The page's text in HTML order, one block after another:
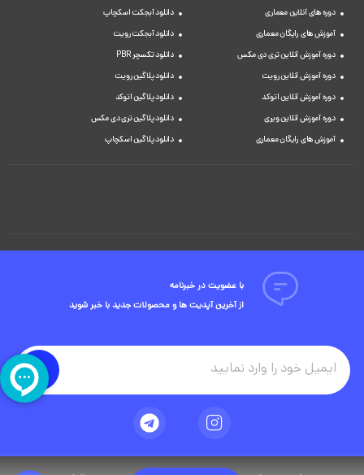
دوره های آنلاین معماری
آموزش های رایگان معماری
دوره آموزش آنلاین تری دی مکس
دوره آموزش آنلاین رویت
دوره آموزش آنلاین اتوکد
دوره آموزش آنلاین ویری
آموزش های رایگان معماری
دانلود آبجکت اسکچاپ
دانلود آبجکت رویت
دانلود تکسچر PBR
دانلود پلاگین رویت
دانلود پلاگین اتوکد
دانلود پلاگین تری دی مکس
دانلود پلاگین اسکچاپ
با عضویت در خبرنامه
از آخرین آپدیت ها و محصولات جدید با خبر شوید